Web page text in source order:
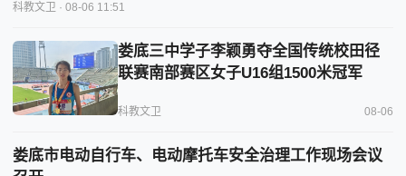
科教文卫 · 08-06 11:51
娄底三中学子李颖勇夺全国传统校田径
联赛南部赛区女子U16组1500米冠军
科教文卫 08-06
娄底市电动自行车、电动摩托车安全治理工作现场会议